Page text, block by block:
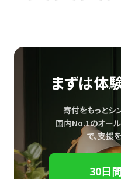
まずは体
寄付をもっとシ
国内No.1のオー
で、支援を
30日